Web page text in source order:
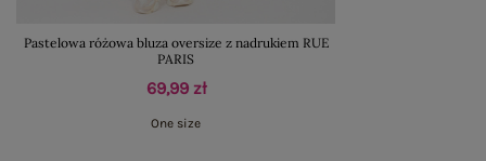
Pastelowa różowa bluza oversize z nadrukiem RUE
PARIS
69,99 zł
One size